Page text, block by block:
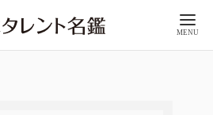
MENU